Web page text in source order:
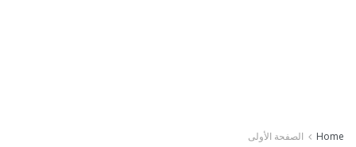
Home الصفحة الأولى